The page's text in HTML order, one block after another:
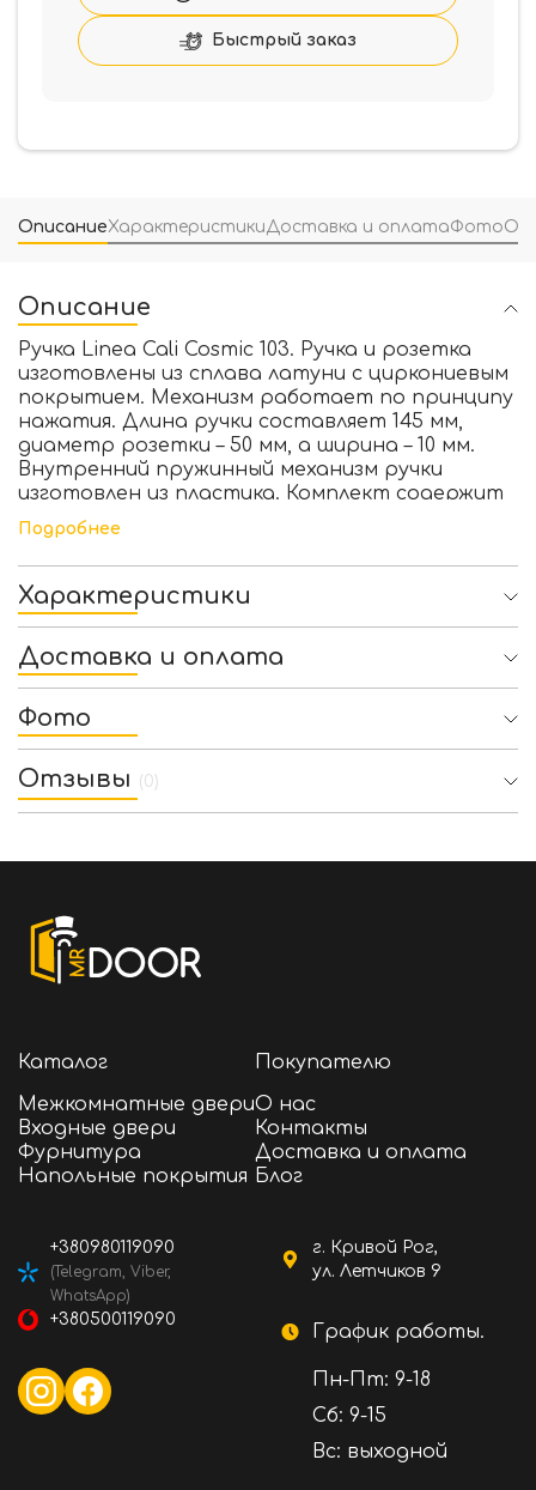
полированное
Быстрый заказ
ОписаниеХарактеристикиДоставка и оплатаФото
Описание
Ручка Linea Cali Cosmic 103. Ручка и розетка
изготовлены из сплава латуни с циркониевым
покрытием. Механизм работает по принципу
нажатия. Длина ручки составляет 145 мм,
диаметр розетки – 50 мм, а ширина – 10 мм.
Внутренний пружинный механизм ручки
изготовлен из пластика. Комплект содержит
монтажную крепь. Ручка предназначена для
межкомнатной двери толщиной 44 мм.
Дверную фурнитуру Linea Cali можно купить в
магазине Mr Door с быстрой доставкой в
Кривой Рог, Киев, Днепр, Львов, Одессу,
Подробнее
Характеристики
Доставка и оплата
Фото
Отзывы (0)
Каталог
Межкомнатные двери
Входные двери
Фурнитура
Напольные покрытия
Покупателю
О нас
Контакты
Доставка и оплата
Блог
г. Кривой Рог,
ул. Летчиков 9
График работы.
Пн-Пт: 9-18
Сб: 9-15
Вс: выходной
+380980119090
(Telegram, Viber,
WhatsApp)
+380500119090